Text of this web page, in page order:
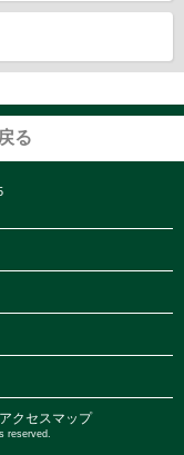
る
アクセスマップ
reserved.